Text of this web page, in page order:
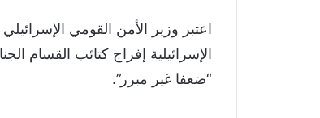
اعتبر وزير الأمن القومي
“ضعفا غير مبرر”.